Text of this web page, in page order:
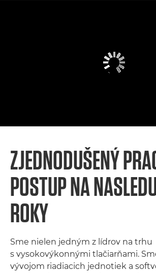
ZJEDNODUŠENÝ
POSTUP NA
ROKY
Sme nielen jedným z lídrov na trhu
s vysokovýkonnými tlačiarňami.
vývojom riadiacich jednotiek a